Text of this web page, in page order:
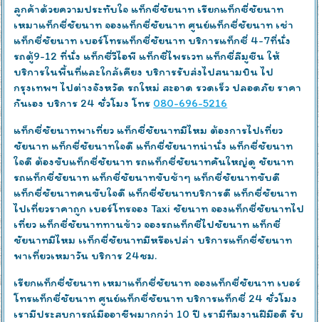
ลูกค้าด้วยความประทับใจ แท็กซี่ชัยนาท เรียกแท็กซี่ชัยนาท
เหมาแท็กซี่ชัยนาท จองแท็กซี่ชัยนาท ศูนย์แท็กซี่ชัยนาท เช่า
แท็กซี่ชัยนาท เบอร์โทรแท็กซี่ชัยนาท บริการแท็กซี่ 4-7ที่นั่ง
รถตู้9-12 ที่นั่ง แท็กซี่วีไอพี แท็กซี่ไพรเวท แท็กซี่ลีมูซีน ให้
บริการในพื้นที่และใกล้เคียง บริการรับส่งไปสนามบิน ไป
กรุงเทพฯ ไปต่างจังหวัด รถใหม่ สะอาด รวดเร็ว ปลอดภัย ราคา
กันเอง บริการ 24 ชั่วโมง โทร 080-696-5216
แท็กซี่ชัยนาทพาเที่ยว แท็กซี่ชัยนาทมีไหม ต้องการไปเที่ยว
ชัยนาท แท็กซี่ชัยนาทใจดี แท็กซี่ชัยนาทน่านั่ง แท็กซี่ชัยนาท
ใจดี ต้องขับแท็กซี่ชัยนาท รถแท็กซี่ชัยนาทคันใหญ่ดู ชัยนาท
รถแท็กซี่ชัยนาท แท็กซี่ชัยนาทขับช้าๆ แท็กซี่ชัยนาทขับดี
แท็กซี่ชัยนาทคนขับใจดี แท็กซี่ชัยนาทบริการดี แท็กซี่ชัยนาท
ไปเที่ยวราคาถูก เบอร์โทรจอง Taxi ชัยนาท จองแท็กซี่ชัยนาทไป
เที่ยว แท็กซี่ชัยนาททานข้าว จองรถแท็กซี่ไปชัยนาท แท็กซี่
ชัยนาทมีไหม เเท็กซี่ชัยนาทมีหรือเปล่า บริการแท็กซี่ชัยนาท
พาเที่ยวเหมาวัน บริการ 24ชม.
เรียกแท็กซี่ชัยนาท เหมาแท็กซี่ชัยนาท จองแท็กซี่ชัยนาท เบอร์
โทรแท็กซี่ชัยนาท ศูนย์แท็กซี่ชัยนาท บริการแท็กซี่ 24 ชั่วโมง
เรามีประสบการณ์มืออาชีพมากกว่า 10 ปี เรามีทีมงานฝีมือดี รับ